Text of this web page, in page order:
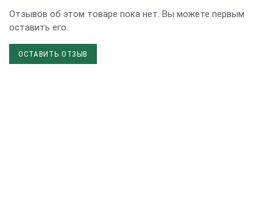
Отзывов об этом товаре пока нет. Вы можете первым
оставить его.
ОСТАВИТЬ ОТЗЫВ